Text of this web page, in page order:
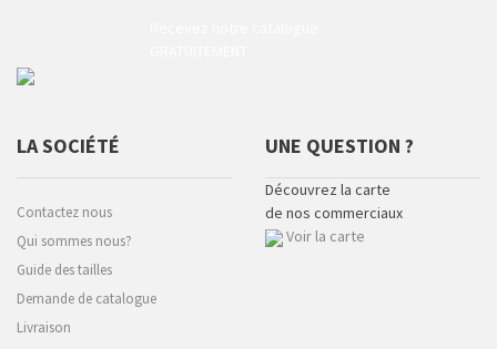
LA SOCIÉTÉ
Contactez nous
Qui sommes nous?
Guide des tailles
Demande de catalogue
Livraison
UNE QUESTION ?
Découvrez la carte
de nos commerciaux
Voir la carte